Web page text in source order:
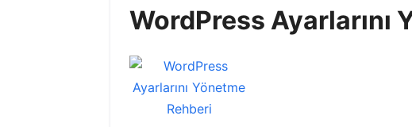
WordPress Ayarlarını